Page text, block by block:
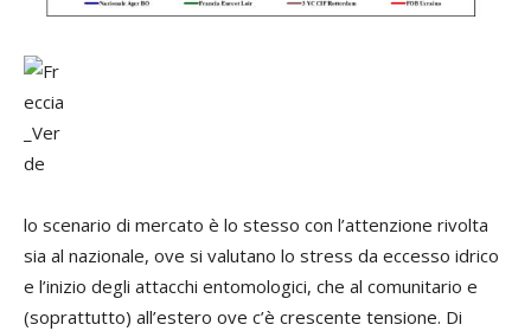
lo scenario di mercato è lo stesso con l’attenzione rivolta
sia al nazionale, ove si valutano lo stress da eccesso idrico
e l’inizio degli attacchi entomologici, che al comunitario e
(soprattutto) all’estero ove c’è crescente tensione. Di